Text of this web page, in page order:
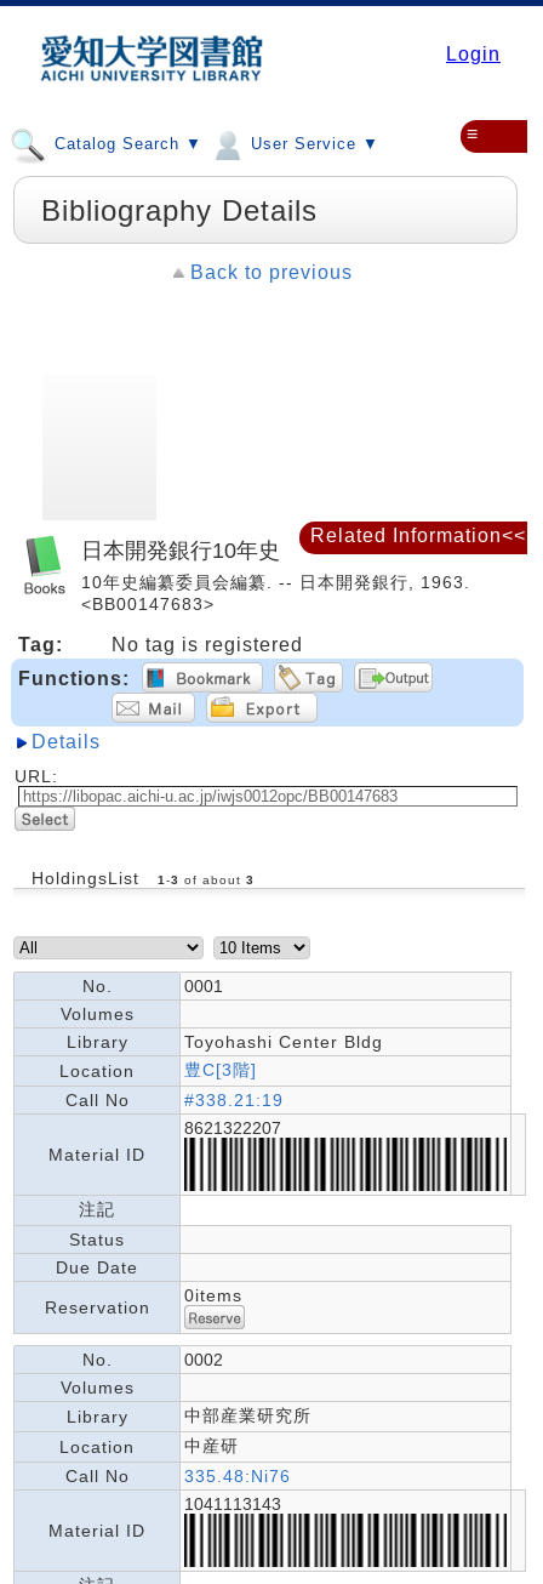
Login
Catalog Search ▼ User Service ▼ ≡
Bibliography Details
Back to previous
日本開発銀行10年史
10年史編纂委員会編纂. -- 日本開発銀行, 1963.
<BB00147683>
Tag:
No tag is registered
Functions:
Details
URL:
HoldingsList 1 -3 of about 3
No.
0001
Volumes
Library
Toyohashi Center Bldg
Location
豊C[3階]
Call No
#338.21:19
Material ID
8621322207
注記
Status
Due Date
Reservation
0items
No.
0002
Volumes
Library
中部産業研究所
Location
中産研
Call No
335.48:Ni76
Material ID
1041113143
Related Information<<